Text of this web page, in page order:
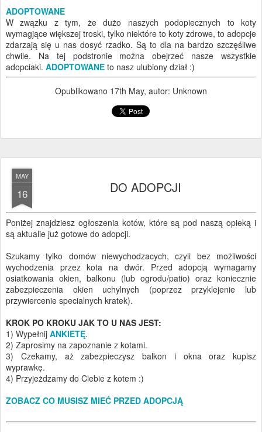
ADOPTOWANE
W zwązku z tym, że dużo naszych podopiecznych to koty
wymagjące większej troski, tylko niektóre to koty zdrowe, to adopcje
zdarzają się u nas dosyć rzadko. Są to dla na bardzo szczęśliwe
chwile. Na tej podstronie można obejrzeć nasze wszystkie
adopciaki. ADOPTOWANE to nasz ulubiony dział :)
Opublikowano 17th May, autor: Unknown
MAY
16 DO ADOPCJI
Poniżej znajdziesz ogłoszenia kotów, które są pod naszą opieką i
są aktualie już gotowe do adopcji.
Szukamy tylko domów niewychodzacych, czyli bez możliwości
wychodzenia przez kota na dwór. Przed adopcją wymagamy
osiatkowania okien, balkonu (lub ogrodu/patio) oraz koniecznie
zabezpieczenia okien uchylnych (poprzez przyklejenie lub
przywiercenie specialnych kratek).
KROK PO KROKU JAK TO U NAS JEST:
1) Wypełnij ANKIETĘ.
2) Zaprosimy na zapoznanie z kotami.
3) Czekamy, aż zabezpieczysz balkon i okna oraz kupisz
wyprawkę.
4) Przyjeżdzamy do Ciebie z kotem :)
ZOBACZ CO MUSISZ MIEĆ PRZED ADOPCJĄ